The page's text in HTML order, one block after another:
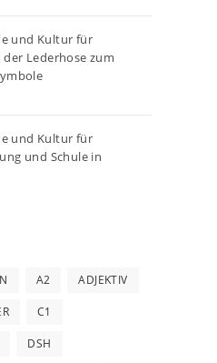
und Kultur für
Lederhose zum
und Kultur für
und Schule in
A2 ADJEKTIV
C1
DSH